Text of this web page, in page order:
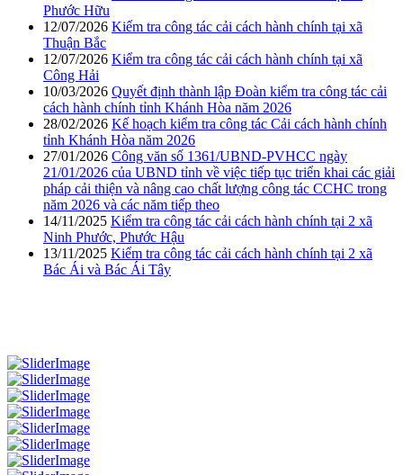
Phước Hữu
12/07/2026 Kiểm tra công tác cải cách hành chính tại xã
Thuận Bắc
12/07/2026 Kiểm tra công tác cải cách hành chính tại xã
Công Hải
10/03/2026 Quyết định thành lập Đoàn kiểm tra công tác cải
cách hành chính tỉnh Khánh Hòa năm 2026
28/02/2026 Kế hoạch kiểm tra công tác Cải cách hành chính
tỉnh Khánh Hòa năm 2026
27/01/2026 Công văn số 1361/UBND-PVHCC ngày
21/01/2026 của UBND tỉnh về việc tiếp tục triển khai các giải
pháp cải thiện và nâng cao chất lượng công tác CCHC trong
năm 2026 và các năm tiếp theo
14/11/2025 Kiểm tra công tác cải cách hành chính tại 2 xã
Ninh Phước, Phước Hậu
13/11/2025 Kiểm tra công tác cải cách hành chính tại 2 xã
Bác Ái và Bác Ái Tây